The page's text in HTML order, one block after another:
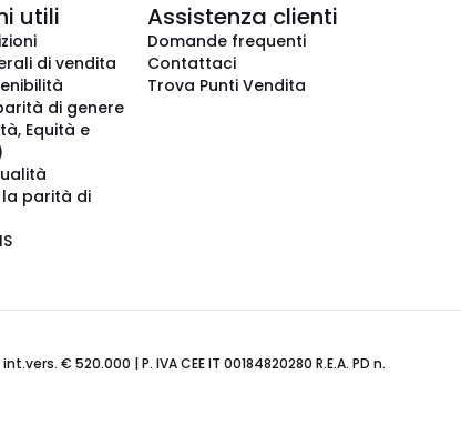
utili
di vendita
di genere
Equità e
parità di
Assistenza clienti
Domande frequenti
Contattaci
Trova Punti Vendita
€ 520.000 | P. IVA CEE IT 00184820280 R.E.A. PD n.